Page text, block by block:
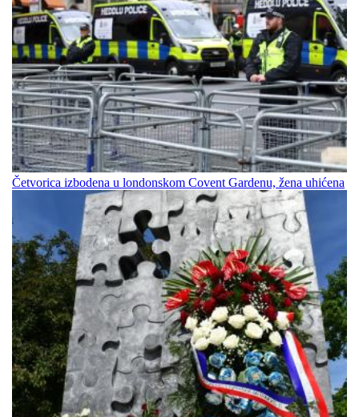
Četvorica izbodena u londonskom Covent Gardenu, žena uhićena